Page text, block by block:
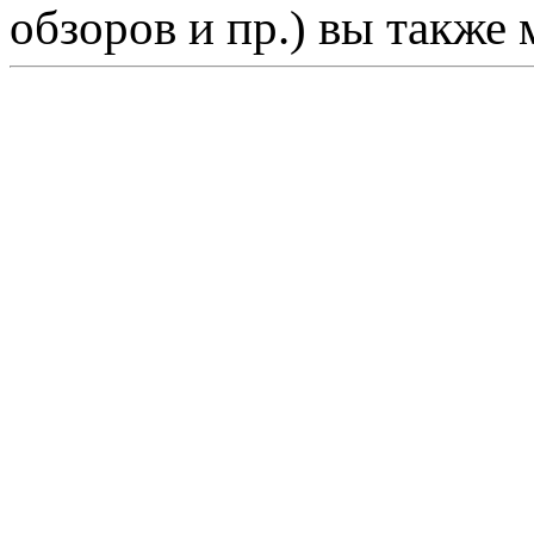
обзоров и пр.) вы также